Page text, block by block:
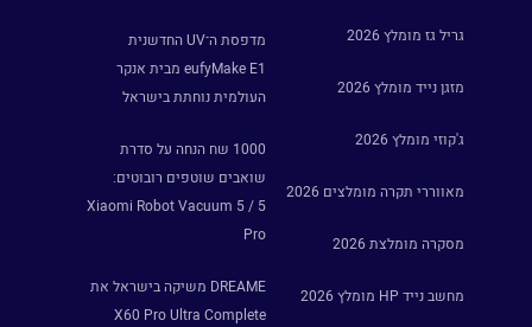
גריל גז מומלץ 2026
מזגן נייד מומלץ 2026
ג'קוזי מומלץ 2026
מאווררי תקרה מומלצים 2026
מסקרה מומלצת 2026
מחשב נייד HP מומלץ 2026
מדפסת ה־UV החדשנית
eufyMake E1 מבית אנקר
העולמית נוחתת בישראל
1000 שח הנחה על סדרת
שואבים שוטפים רובוטים:
Xiaomi Robot Vacuum 5 / 5
Pro
DREAME משיקה בישראל את
X60 Pro Ultra Complete